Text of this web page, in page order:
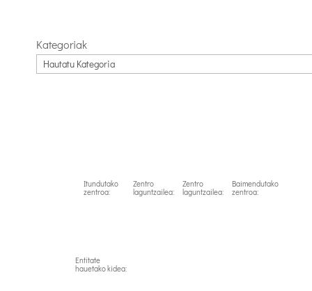
Kategoriak
Itundutako
zentroa:
Zentro
laguntzailea:
Zentro
laguntzailea:
Baimendutako
zentroa:
Entitate
hauetako kidea: